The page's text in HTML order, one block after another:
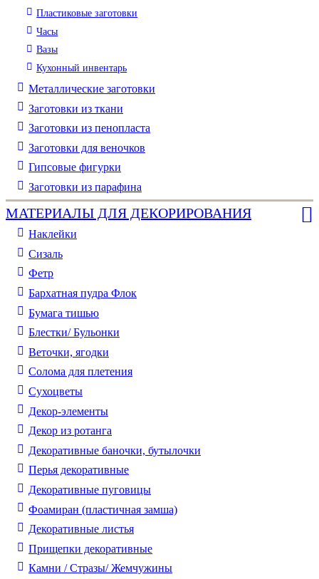
Пластиковые заготовки
Часы
Вазы
Кухонный инвентарь
Металлические заготовки
Заготовки из ткани
Заготовки из пенопласта
Заготовки для веночков
Гипсовые фигурки
Заготовки из парафина
МАТЕРИАЛЫ ДЛЯ ДЕКОРИРОВАНИЯ
Наклейки
Сизаль
Фетр
Бархатная пудра Флок
Бумага тишью
Блестки/ Бульонки
Веточки, ягодки
Солома для плетения
Cухоцветы
Декор-элементы
Декор из ротанга
Декоративные баночки, бутылочки
Перья декоративные
Декоративные пуговицы
Фоамиран (пластичная замша)
Декоративные листья
Прищепки декоративные
Камни / Cтразы/ Жемчужины